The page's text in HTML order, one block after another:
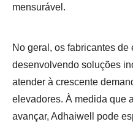
mensurável.
No geral, os fabricantes de
desenvolvendo soluções
atender à crescente
elevadores. À medida que
avançar, Adhaiwell pode